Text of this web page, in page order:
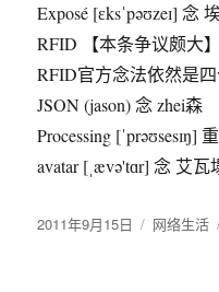
Exposé [ɛksˈpəʊzeɪ] 念
RFID 【本条争议颇大
RFID官方念法依然是
JSON (jason) 念 zhei森
Processing [ˈprəʊsesɪŋ]
avatar [ˌævə'tɑr] 念 艾瓦
发
2011年9月15日
分
网络生活